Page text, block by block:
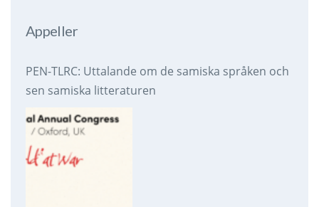
Appeller
PEN-TLRC: Uttalande om de samiska språken och
sen samiska litteraturen